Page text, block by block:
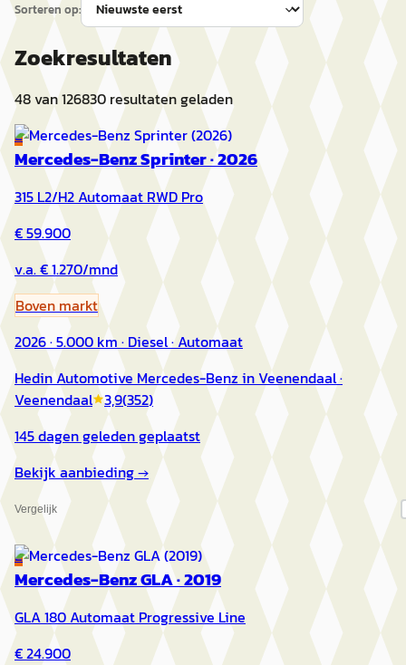
Sorteren op:
Zoekresultaten
48van126830 resultaten geladen
E
Mercedes-Benz Sprinter·2026
315 L2/H2 Automaat RWD Pro
€ 59.900
v.a. € 1.270/mnd
Boven markt
2026 · 5.000 km · Diesel · Automaat
Hedin Automotive Mercedes-Benz in Veenendaal·
Veenendaal 3,9(352)
145 dagen geleden geplaatst
Bekijk aanbieding →
Vergelijk
E
Mercedes-Benz GLA·2019
GLA 180 Automaat Progressive Line
€ 24.900